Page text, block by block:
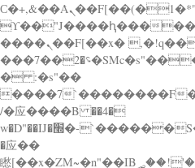
Ϲ�+,&��Ὰܢ��F[��(�1�*"��
ϒ��"J����ԧ���
����ܢ��F[��x� ,�!q�� қ�*]/
���؝�2��7�SMc�s"���ޭ�DQ/�应�ܢ��F_��!
� :�s"��
����7`��������F
/�应����B ��4�
w�D"��IJ�׭�-`������S��9�Dr�ji��EJ߅��gJ
�应��
矁[��x�ZM~�n"��IB؃��!'����Тѕ��+��(m��I